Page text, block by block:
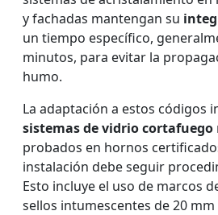
y fachadas mantengan su
un tiempo específico,
minutos, para evitar la
humo.
La adaptación a estos códigos
sistemas de vidrio cortafuego
probados en hornos
instalación debe seguir
Esto incluye el uso de marcos
sellos intumescentes de 20